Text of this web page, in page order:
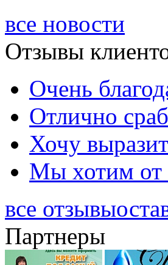
все новости
Отзывы
Очень
Отлично
Хочу
Мы хотим от
все отзывы
Партнеры